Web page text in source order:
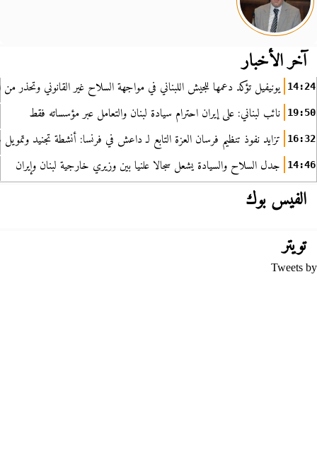
آخر الأخبار
14:24 يونيفيل تؤكد دعمها للجيش اللبناني في مواجهة السلاح غير القانوني وتحذر من
19:50 نائب لبناني: على إيران احترام سيادة لبنان والتعامل عبر مؤسساته فقط
16:32 تزايد نفوذ تنظيم فرسان العزة التابع لـ داعش في فرنسا: أنشطة تجنيد
14:46 جدل السلاح والسيادة يشعل سجالا علنيا بين وزيري خارجية لبنان وإيران
الفيس بوك
تويتر
Tweets by